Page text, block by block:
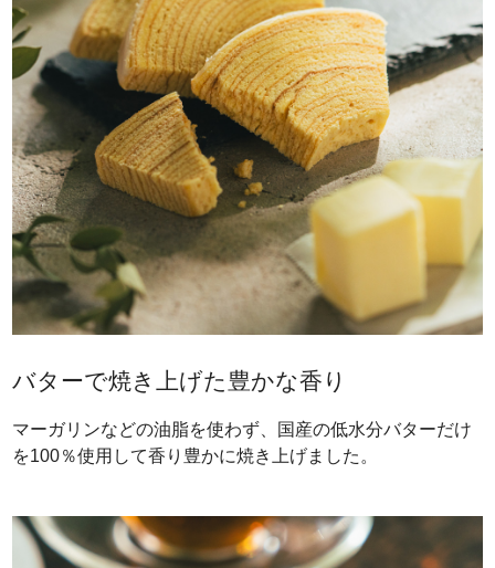
バターで焼き上げた豊かな香り
マーガリンなどの油脂を使わず、国産の低水分バターだけ
を100％使用して香り豊かに焼き上げました。